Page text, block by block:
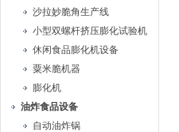
沙拉妙脆角生产线
小型双螺杆挤压膨化试验机
休闲食品膨化机设备
粟米脆机器
膨化机
油炸食品设备
自动油炸锅